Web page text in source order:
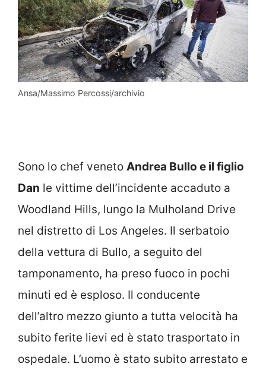
Ansa/Massimo Percossi/archivio
Sono lo chef veneto Andrea Bullo e il figlio
Dan le vittime dell’incidente accaduto a
Woodland Hills, lungo la Mulholand Drive
nel distretto di Los Angeles. Il serbatoio
della vettura di Bullo, a seguito del
tamponamento, ha preso fuoco in pochi
minuti ed è esploso. Il conducente
dell’altro mezzo giunto a tutta velocità ha
subito ferite lievi ed è stato trasportato in
ospedale. L’uomo è stato subito arrestato e